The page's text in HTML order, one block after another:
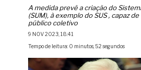
A medida prevê a criação do
(SUM), à exemplo do SUS , capaz
público coletivo
9 NOV 2023, 18:41
Tempo de leitura: 0 minutos, 52 segundos